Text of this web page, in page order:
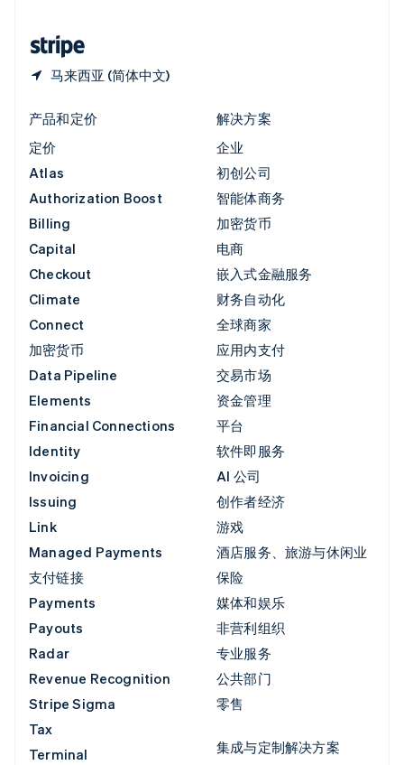
马来西亚 (简体中文)
产品和定价
定价
Atlas
Authorization Boost
Billing
Capital
Checkout
Climate
Connect
加密货币
Data Pipeline
Elements
Financial Connections
Identity
Invoicing
Issuing
Link
Managed Payments
支付链接
Payments
Payouts
Radar
Revenue Recognition
Stripe Sigma
Tax
Terminal
解决方案
企业
初创公司
智能体商务
加密货币
电商
嵌入式金融服务
财务自动化
全球商家
应用内支付
交易市场
资金管理
平台
软件即服务
AI 公司
创作者经济
游戏
酒店服务、旅游与休闲业
保险
媒体和娱乐
非营利组织
专业服务
公共部门
零售
集成与定制解决方案